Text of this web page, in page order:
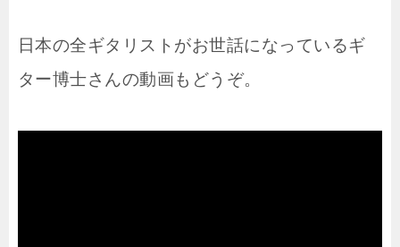
日本の全ギタリストがお世話になっているギ
ター博士さんの動画もどうぞ。